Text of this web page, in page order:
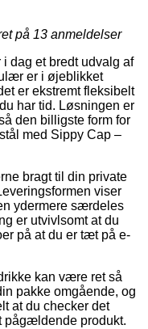
på 13 anmeldelser
dag et bredt udvalg af
er i øjeblikket
er ekstremt fleksibelt
har tid. Løsningen er
den billigste form for
med Sippy Cap –
bragt til din private
viser
ydermere særdeles
er utvivlsomt at du
på at du er tæt på e-
kan være ret så
pakke omgående, og
at du checker det
pågældende produkt.